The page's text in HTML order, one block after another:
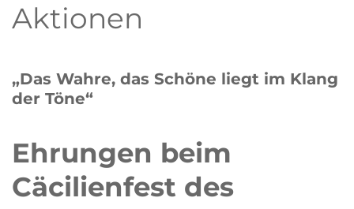
Aktionen
„Das Wahre, das Schöne liegt im Klang
der Töne“
Ehrungen beim
Cäcilienfest des